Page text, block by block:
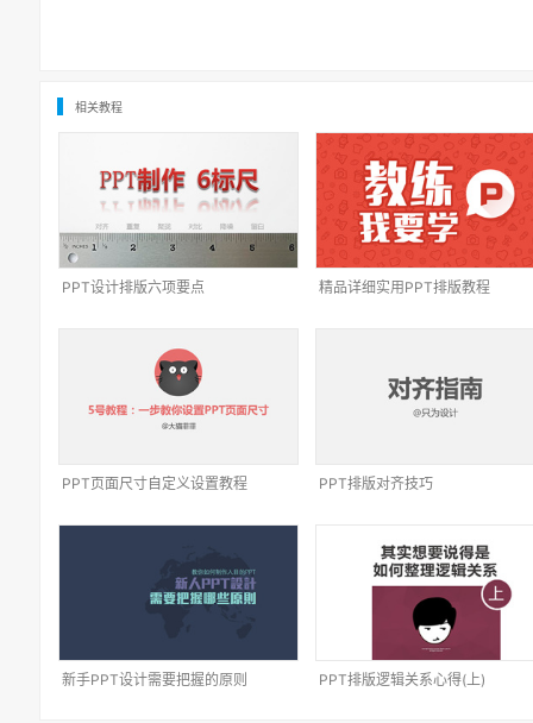
相关教程
PPT设计排版六项要点 精品详细实用PPT排版教程
PPT页面尺寸自定义设置教程 PPT排版对齐技巧
新手PPT设计需要把握的原则 PPT排版逻辑关系心得(上)